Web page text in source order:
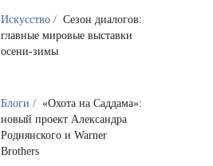
Искусство / Сезон диалогов:
главные мировые выставки
осени-зимы
Блоги / «Охота на Саддама»:
новый проект Александра
Роднянского и Warner
Brothers